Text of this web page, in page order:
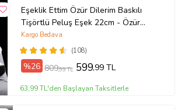
Eşeklik Ettim Özür Dilerim Baskılı
Tişörtlü Peluş Eşek 22cm - Özür
Hediyesi Oyuncak Peluş (Gri)
(108)
Kargo Bedava
%26 809,99 TL 599,99 TL
63,99 TL'den Başlayan Taksitlerle